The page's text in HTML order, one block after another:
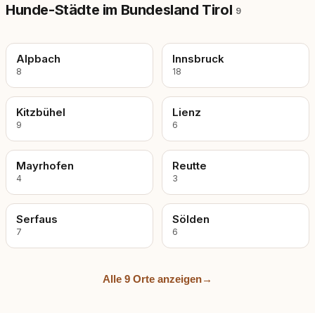
Hunde-Städte im Bundesland Tirol 9
Alpbach
8
Innsbruck
18
Kitzbühel
9
Lienz
6
Mayrhofen
4
Reutte
3
Serfaus
7
Sölden
6
Alle 9 Orte anzeigen→